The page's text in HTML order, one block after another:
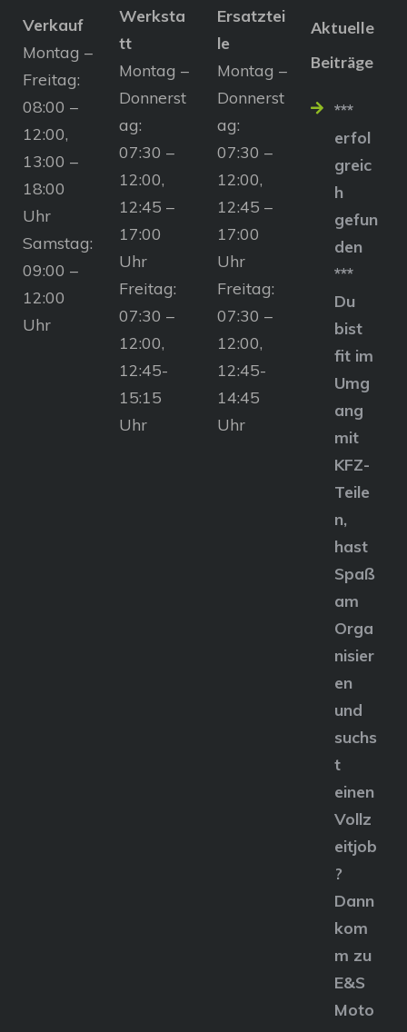
Verkauf
Montag –
Freitag:
08:00 –
12:00,
13:00 –
18:00
Uhr
Samstag:
09:00 –
12:00
Uhr
Werksta
tt
Montag –
Donnerst
ag:
07:30 –
12:00,
12:45 –
17:00
Uhr
Freitag:
07:30 –
12:00,
12:45-
15:15
Uhr
Ersatztei
le
Montag –
Donnerst
ag:
07:30 –
12:00,
12:45 –
17:00
Uhr
Freitag:
07:30 –
12:00,
12:45-
14:45
Uhr
Aktuelle
Beiträge
***
erfol
greic
h
gefun
den
***
Du
bist
fit im
Umg
ang
mit
KFZ-
Teile
n,
hast
Spaß
am
Orga
nisier
en
und
suchs
t
einen
Vollz
eitjob
?
Dann
kom
m zu
E&S
Moto